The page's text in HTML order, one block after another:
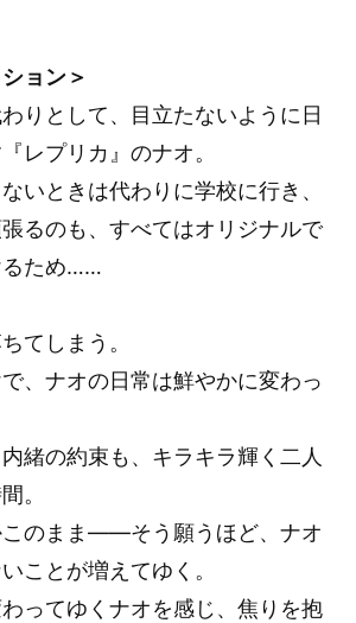
ョン＞
りとして、目立たないように日
レプリカ』のナオ。
いときは代わりに学校に行き、
るのも、すべてはオリジナルで
るため……
てしまう。
、ナオの日常は鮮やかに変わっ
緒の約束も、キラキラ輝く二人
。
このまま――そう願うほど、ナオ
ことが増えてゆく。
ってゆくナオを感じ、焦りを抱